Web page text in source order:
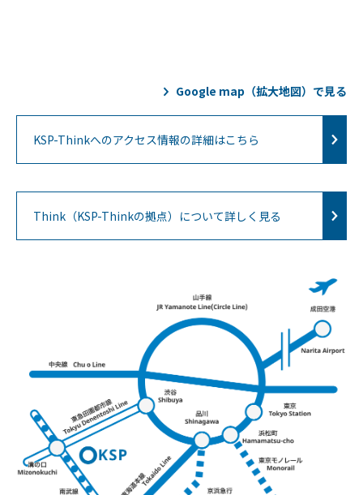
Google map（拡大地図）で見る
KSP-Thinkへのアクセス情報の詳細はこちら
Think（KSP-Thinkの拠点）について詳しく見る